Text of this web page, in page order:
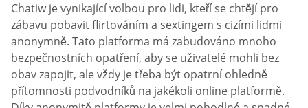
Chatiw je vynikající volbou pro lidi, kteří se chtějí pro
zábavu pobavit flirtováním a sextingem s cizími lidmi
anonymně. Tato platforma má zabudováno mnoho
bezpečnostních opatření, aby se uživatelé mohli bez
obav zapojit, ale vždy je třeba být opatrní ohledně
přítomnosti podvodníků na jakékoli online platformě.